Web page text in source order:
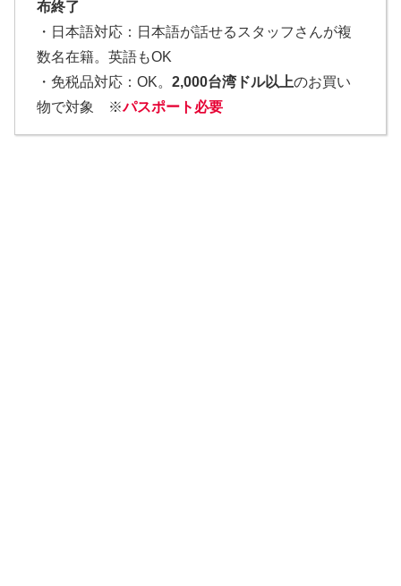
布終了
・日本語対応：日本語が話せるスタッフさんが複
数名在籍。英語もOK
・免税品対応：OK。 2,000台湾ドル以上のお買い
物で対象 ※パスポート必要